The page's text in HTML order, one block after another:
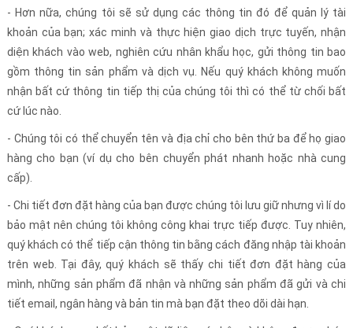
- Hơn nữa, chúng tôi sẽ sử dụng các thông tin đó để quản lý tài
khoản của bạn; xác minh và thực hiện giao dịch trực tuyến, nhận
diện khách vào web, nghiên cứu nhân khẩu học, gửi thông tin bao
gồm thông tin sản phẩm và dịch vụ. Nếu quý khách không muốn
nhận bất cứ thông tin tiếp thị của chúng tôi thì có thể từ chối bất
cứ lúc nào.
- Chúng tôi có thể chuyển tên và địa chỉ cho bên thứ ba để họ giao
hàng cho bạn (ví dụ cho bên chuyển phát nhanh hoặc nhà cung
cấp).
- Chi tiết đơn đặt hàng của bạn được chúng tôi lưu giữ nhưng vì lí do
bảo mật nên chúng tôi không công khai trực tiếp được. Tuy nhiên,
quý khách có thể tiếp cận thông tin bằng cách đăng nhập tài khoản
trên web. Tại đây, quý khách sẽ thấy chi tiết đơn đặt hàng của
mình, những sản phẩm đã nhận và những sản phẩm đã gửi và chi
tiết email, ngân hàng và bản tin mà bạn đặt theo dõi dài hạn.